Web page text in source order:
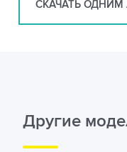
СКАЧАТЬ
Другие